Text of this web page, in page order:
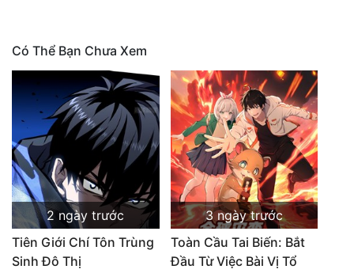
Có Thể Bạn Chưa Xem
2 ngày trước
Tiên Giới Chí Tôn Trùng
Sinh Đô Thị
3 ngày trước
Toàn Cầu Tai Biến: Bắt
Đầu Từ Việc Bài Vị Tổ